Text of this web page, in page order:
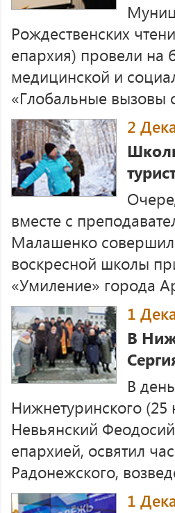
Рождественских
епархия) провели на
медицинской и
«Глобальные вызовы
2
вместе с
Малашенко
воскресной школы
«Умиление» города
1
В
В
Нижнетуринского
Невьянский
епархией, освятил
Радонежского,
1